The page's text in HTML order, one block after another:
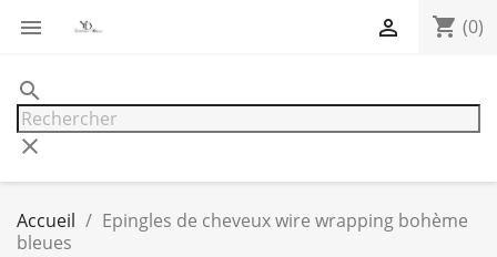
 shopping_cart (0)

search
clear
Accueil
Epingles de cheveux wire wrapping bohème
bleues